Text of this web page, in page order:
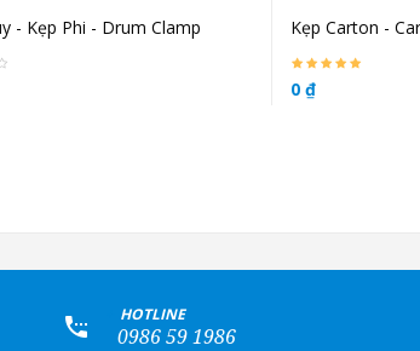
- Kẹp Phi - Drum Clamp Kẹp Carton -
0 ₫
HOTLINE
0986 59 1986